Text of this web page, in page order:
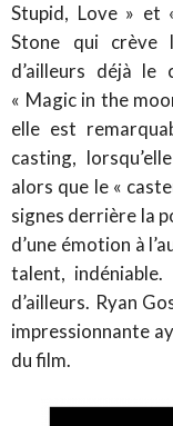
Stupid, Love » et
Stone qui crève
d’ailleurs déjà
« Magic in the
elle est
casting,
alors que le «
signes derrière la
d’une émotion à
talent,
d’ailleurs. Ryan
impressionnante
du film.